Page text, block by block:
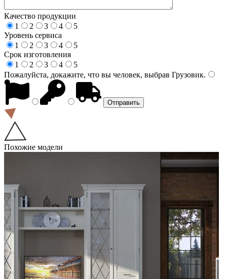
Качество продукции
1
2 3 4
5
Уровень сервиса
1
2 3 4
5
Срок изготовления
1
2 3 4
5
Пожалуйста, докажите, что вы человек, выбрав Грузовик.
Похожие модели